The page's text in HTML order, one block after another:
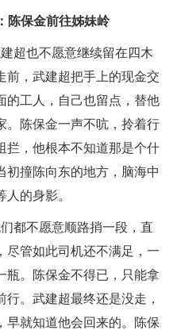
保金前往姊妹岭
超也不愿意继续留在四木
前，武建超把手上的现金交
的工人，自己也留点，替他
。陈保金一声不吭，拎着行
拦，他根本不知道那是个什
初撞陈向东的地方，脑海中
的身影。
都不愿意顺路捎一段，直
尽管如此司机还不满足，一
瓶。陈保金不得已，只能拿
。武建超最终还是没走，
早就知道他会回来的。陈保